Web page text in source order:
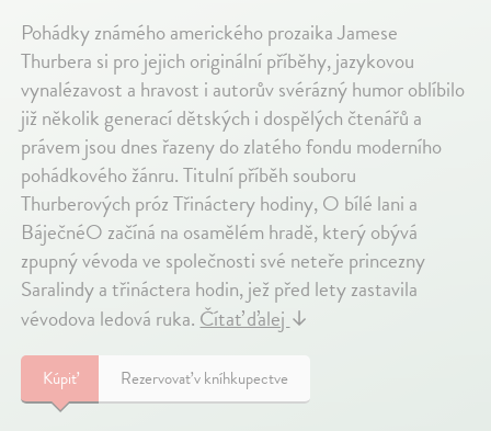
Pohádky známého amerického prozaika Jamese
Thurbera si pro jejich originální příběhy, jazykovou
vynalézavost a hravost i autorův svérázný humor oblíbilo
již několik generací dětských i dospělých čtenářů a
právem jsou dnes řazeny do zlatého fondu moderního
pohádkového žánru. Titulní příběh souboru
Thurberových próz Třináctery hodiny, O bílé lani a
BáječnéO začíná na osamělém hradě, který obývá
zpupný vévoda ve společnosti své neteře princezny
Saralindy a třináctera hodin, jež před lety zastavila
vévodova ledová ruka.Čítať ďalej↓
Kúpiť Rezervovať v kníhkupectve